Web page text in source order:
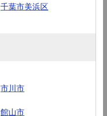
千葉市美浜区
市川市
館山市